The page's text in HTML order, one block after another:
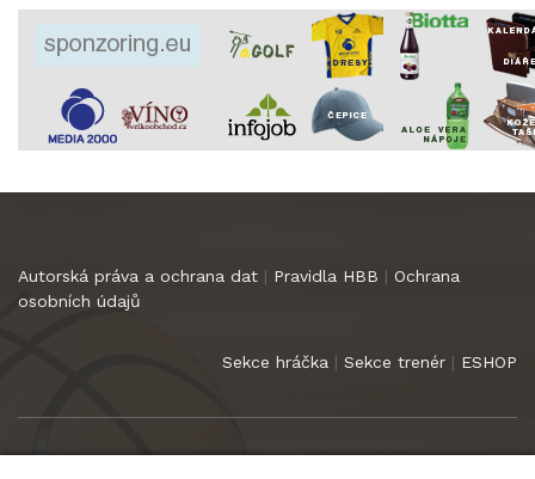
Autorská práva a ochrana dat | Pravidla HBB | Ochrana
osobních údajů
Sekce hráčka | Sekce trenér | ESHOP